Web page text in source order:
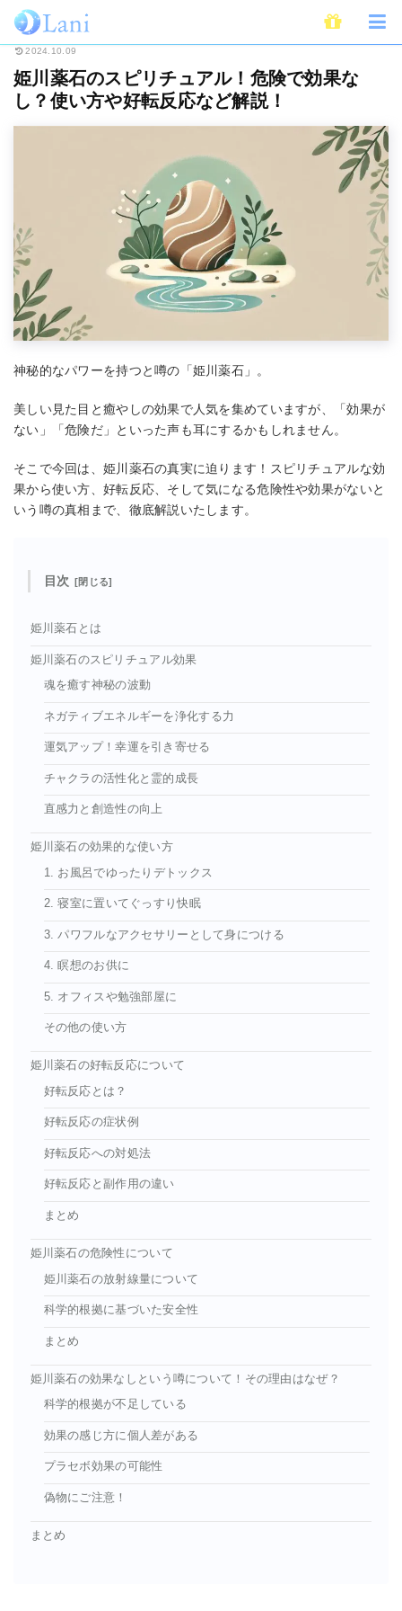
ホーム スピリチュアル 姫川薬石のスピリチュアル！危険で効果なし？使
2024.10.09
姫川薬石のスピリチュアル！危険で効果な
し？使い方や好転反応など解説！
神秘的なパワーを持つと噂の「姫川薬石」。
美しい見た目と癒やしの効果で人気を集めていますが、「効果が
ない」「危険だ」といった声も耳にするかもしれません。
そこで今回は、姫川薬石の真実に迫ります！スピリチュアルな効
果から使い方、好転反応、そして気になる危険性や効果がないと
いう噂の真相まで、徹底解説いたします。
目次
姫川薬石とは
姫川薬石のスピリチュアル効果
魂を癒す神秘の波動
ネガティブエネルギーを浄化する力
運気アップ！幸運を引き寄せる
チャクラの活性化と霊的成長
直感力と創造性の向上
姫川薬石の効果的な使い方
1. お風呂でゆったりデトックス
2. 寝室に置いてぐっすり快眠
3. パワフルなアクセサリーとして身につける
4. 瞑想のお供に
5. オフィスや勉強部屋に
その他の使い方
姫川薬石の好転反応について
好転反応とは？
好転反応の症状例
好転反応への対処法
好転反応と副作用の違い
まとめ
姫川薬石の危険性について
姫川薬石の放射線量について
科学的根拠に基づいた安全性
まとめ
姫川薬石の効果なしという噂について！その理由はなぜ？
科学的根拠が不足している
効果の感じ方に個人差がある
プラセボ効果の可能性
偽物にご注意！
まとめ